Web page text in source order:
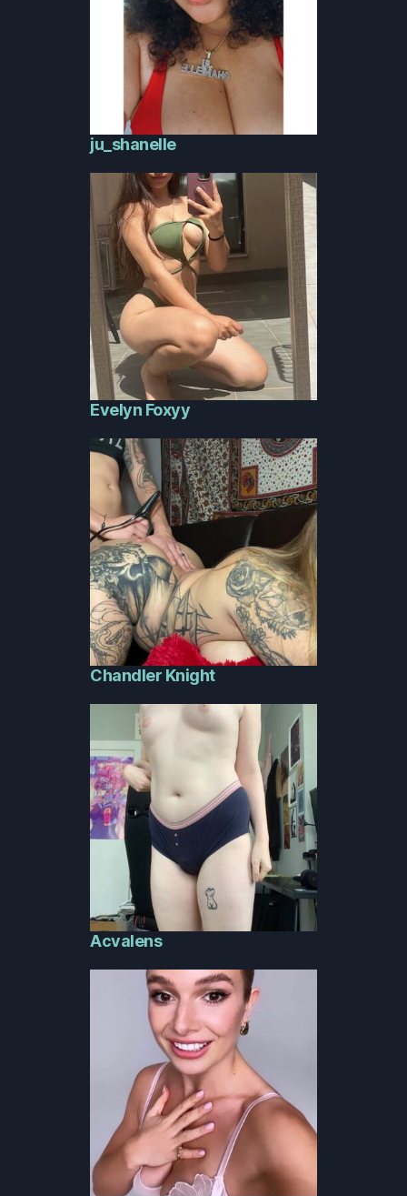
ju_shanelle
Evelyn Foxyy
Chandler Knight
Acvalens